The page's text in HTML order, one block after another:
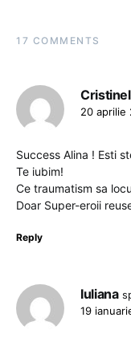
17 COMMENTS
20 aprilie
Success Alina ! Esti
Te iubim!
Ce traumatism sa
Doar Super-eroii
Reply
Iuliana
19